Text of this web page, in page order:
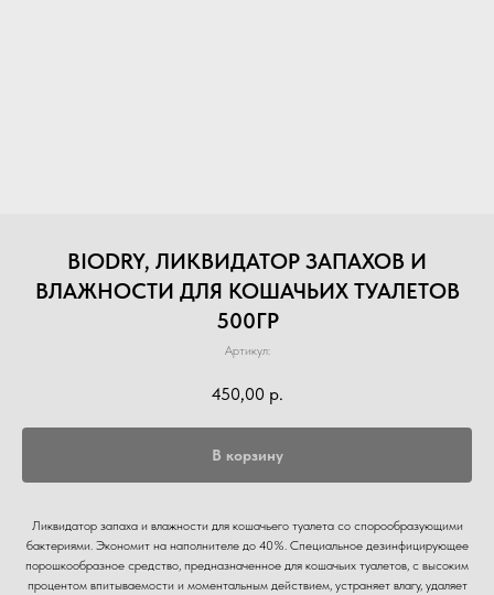
BIODRY, ЛИКВИДАТОР ЗАПАХОВ И
ВЛАЖНОСТИ ДЛЯ КОШАЧЬИХ ТУАЛЕТОВ
500ГР
Артикул:
450,00 р.
В корзину
Ликвидатор запаха и влажности для кошачьего туалета со спорообразующими
бактериями. Экономит на наполнителе до 40%. Специальное дезинфицирующее
порошкообразное средство, предназначенное для кошачьих туалетов, c высоким
процентом впитываемости и моментальным действием, устраняет влагу, удаляет